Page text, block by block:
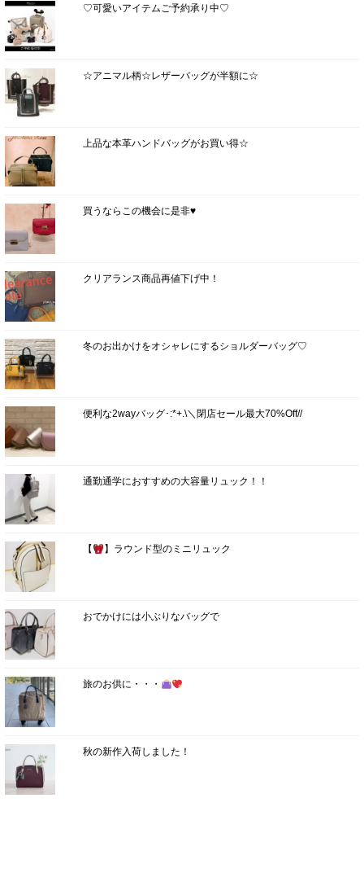
♡可愛いアイテムご予約承り中♡
☆アニマル柄☆レザーバッグが半額に☆
上品な本革ハンドバッグがお買い得☆
買うならこの機会に是非♥
クリアランス商品再値下げ中！
冬のお出かけをオシャレにするショルダーバッグ♡
便利な2wayバッグ･:*+.\＼閉店セール最大70%Off//
通勤通学におすすめの大容量リュック！！
【 】ラウンド型のミニリュック
おでかけには小ぶりなバッグで
旅のお供に・・・
秋の新作入荷しました！